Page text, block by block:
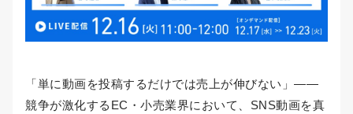
「単に動画を投稿するだけでは売上が伸びない」――
競争が激化するEC・小売業界において、SNS動画を真